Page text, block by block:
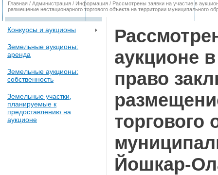
Обращения граждан Общественные обсуждения
Главная / Администрация / Информация / Рассмотрены заявки на участие в
размещение нестационарного торгового объекта на территории муниципального
Конкурсы и аукционы
Земельные аукционы:
аренда
Земельные аукционы:
собственность
Земельные участки,
планируемые к
предоставлению на
аукционе
аукционе
право
торгового
Йошкар-